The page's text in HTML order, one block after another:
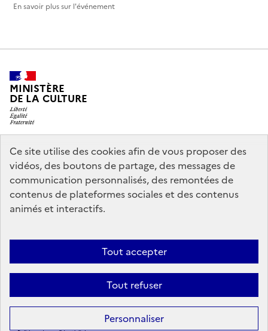
Ce site utilise des cookies afin de vous proposer des
vidéos, des boutons de partage, des messages de
communication personnalisés, des remontées de
contenus de plateformes sociales et des contenus
animés et interactifs.
Tout accepter
Tout refuser
Personnaliser
En savoir plus sur l'événement
MINISTÈRE
DE LA CULTURE
legifrance.gouv.fr
info.gouv.fr
service-public.gouv.fr
data.gouv.fr
Nous contacter Mentions légales
Politique générale de protection
Accessibilité : partiellement conforme
d’utilisation des témoins de connexion (cookies)
Sauf mention contraire, tous les contenus de ce site sont sous